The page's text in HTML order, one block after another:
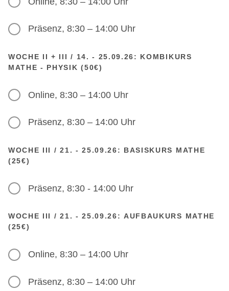
Präsenz, 8:30 – 14:00 Uhr
WOCHE II + III / 14. - 25.09.26: KOMBIKURS
MATHE - PHYSIK (50€)
Online, 8:30 – 14:00 Uhr
Präsenz, 8:30 – 14:00 Uhr
WOCHE III / 21. - 25.09.26: BASISKURS MATHE
(25€)
Präsenz, 8:30 - 14:00 Uhr
WOCHE III / 21. - 25.09.26: AUFBAUKURS MATHE
(25€)
Online, 8:30 – 14:00 Uhr
Präsenz, 8:30 – 14:00 Uhr